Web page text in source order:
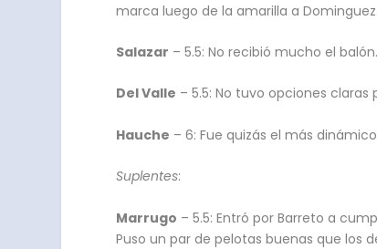
marca luego de la amarilla a Dominguez.
Salazar – 5.5: No recibió mucho el
Del Valle – 5.5: No tuvo opciones
Hauche – 6: Fue quizás el más
Suplentes:
Marrugo – 5.5: Entró por Barreto a
Puso un par de pelotas buenas que los